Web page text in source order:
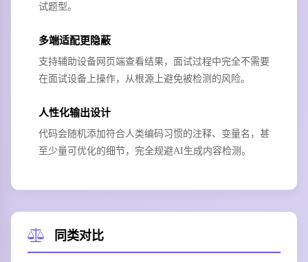
试题型。
多端适配更隐蔽
支持辅助设备网页端查看结果，面试过程中完全不需要
在面试设备上操作，从根源上避免被检测的风险。
人性化输出设计
代码会随机添加符合人类编码习惯的注释、变量名，甚
至少量可优化的细节，完全规避AI生成内容检测。
同类对比